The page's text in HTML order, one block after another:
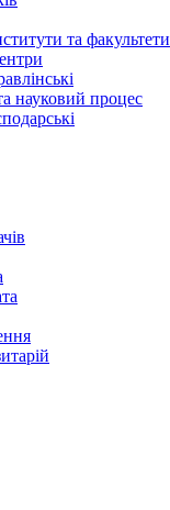
та факультети
науковий процес